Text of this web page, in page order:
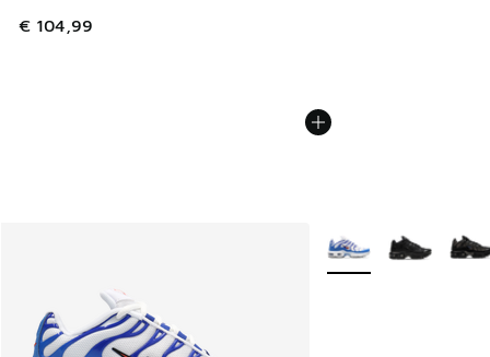
€ 104,99
Plus de couleurs